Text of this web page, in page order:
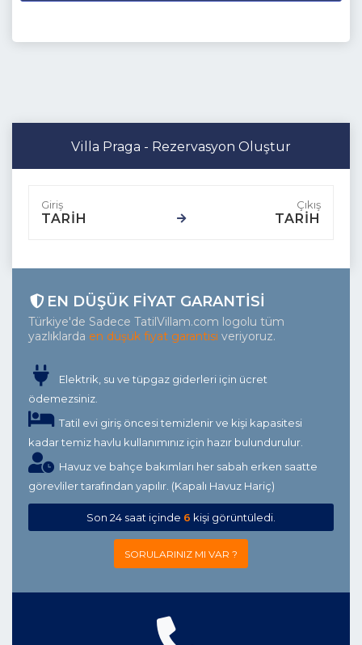
Villa Praga - Rezervasyon Oluştur
TARİH TARİH
EN DÜŞÜK FIYAT GARANTISI
Türkiye'de Sadece TatilVillam.com logolu tüm
yazlıklarda en düşük fiyat garantisi veriyoruz.
Elektrik, su ve tüpgaz giderleri için ücret
ödemezsiniz.
Tatil evi giriş öncesi temizlenir ve kişi kapasitesi
kadar temiz havlu kullanımınız için hazır bulundurulur.
Havuz ve bahçe bakımları her sabah erken saatte
görevliler tarafından yapılır. (Kapalı Havuz Hariç)
Son 24 saat içinde 6 kişi görüntüledi.
SORULARINIZ MI VAR ?